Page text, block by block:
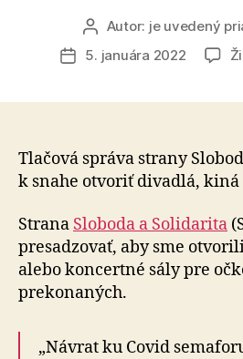
Autor
článku
Autor: je uvedený
Dátum
5. januára 2022
Tlačová správa strany
k snahe otvoriť divadlá, kiná
Strana Sloboda a Solidarita
presadzovať, aby sme
alebo koncertné sály pre
prekonaných.
„Návrat ku Covid